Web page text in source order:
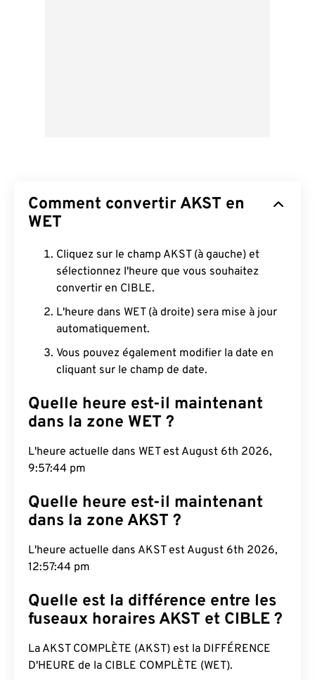
Comment convertir AKST en
WET
Cliquez sur le champ AKST (à gauche) et
sélectionnez l'heure que vous souhaitez
convertir en CIBLE.
L'heure dans WET (à droite) sera mise à jour
automatiquement.
Vous pouvez également modifier la date en
cliquant sur le champ de date.
Quelle heure est-il maintenant
dans la zone WET ?
L'heure actuelle dans WET est August 6th 2026,
9:57:45 pm
Quelle heure est-il maintenant
dans la zone AKST ?
L'heure actuelle dans AKST est August 6th 2026,
12:57:45 pm
Quelle est la différence entre les
fuseaux horaires AKST et CIBLE ?
La AKST COMPLÈTE (AKST) est la DIFFÉRENCE
D'HEURE de la CIBLE COMPLÈTE (WET).